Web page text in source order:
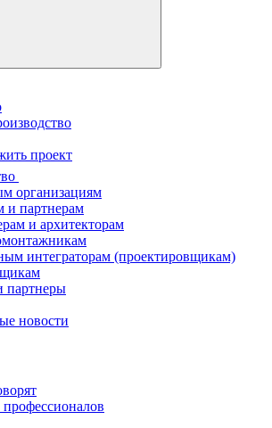
проект
организациям
и партнерам
и архитекторам
интеграторам (проектировщикам)
партнеры
новости